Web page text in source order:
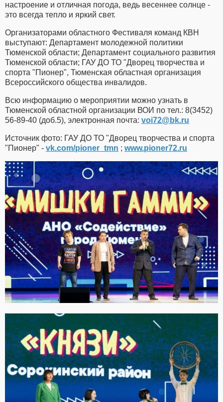
настроение и отличная погода, ведь весеннее солнце -
это всегда тепло и яркий свет.
Организаторами областного Фестиваля команд КВН
выступают: Департамент молодежной политики
Тюменской области; Департамент социального развития
Тюменской области; ГАУ ДО ТО "Дворец творчества и
спорта "Пионер", Тюменская областная организация
Всероссийского общества инвалидов.
Всю информацию о мероприятии можно узнать в
Тюменской областной организации ВОИ по тел.: 8(3452)
56-89-40 (доб.5), электронная почта: voi72​@ ​bk.ru
Источник фото: ГАУ ДО ТО "Дворец творчества и спорта
"Пионер" - vk.com/pioner_tmn ; www.pioner72.ru